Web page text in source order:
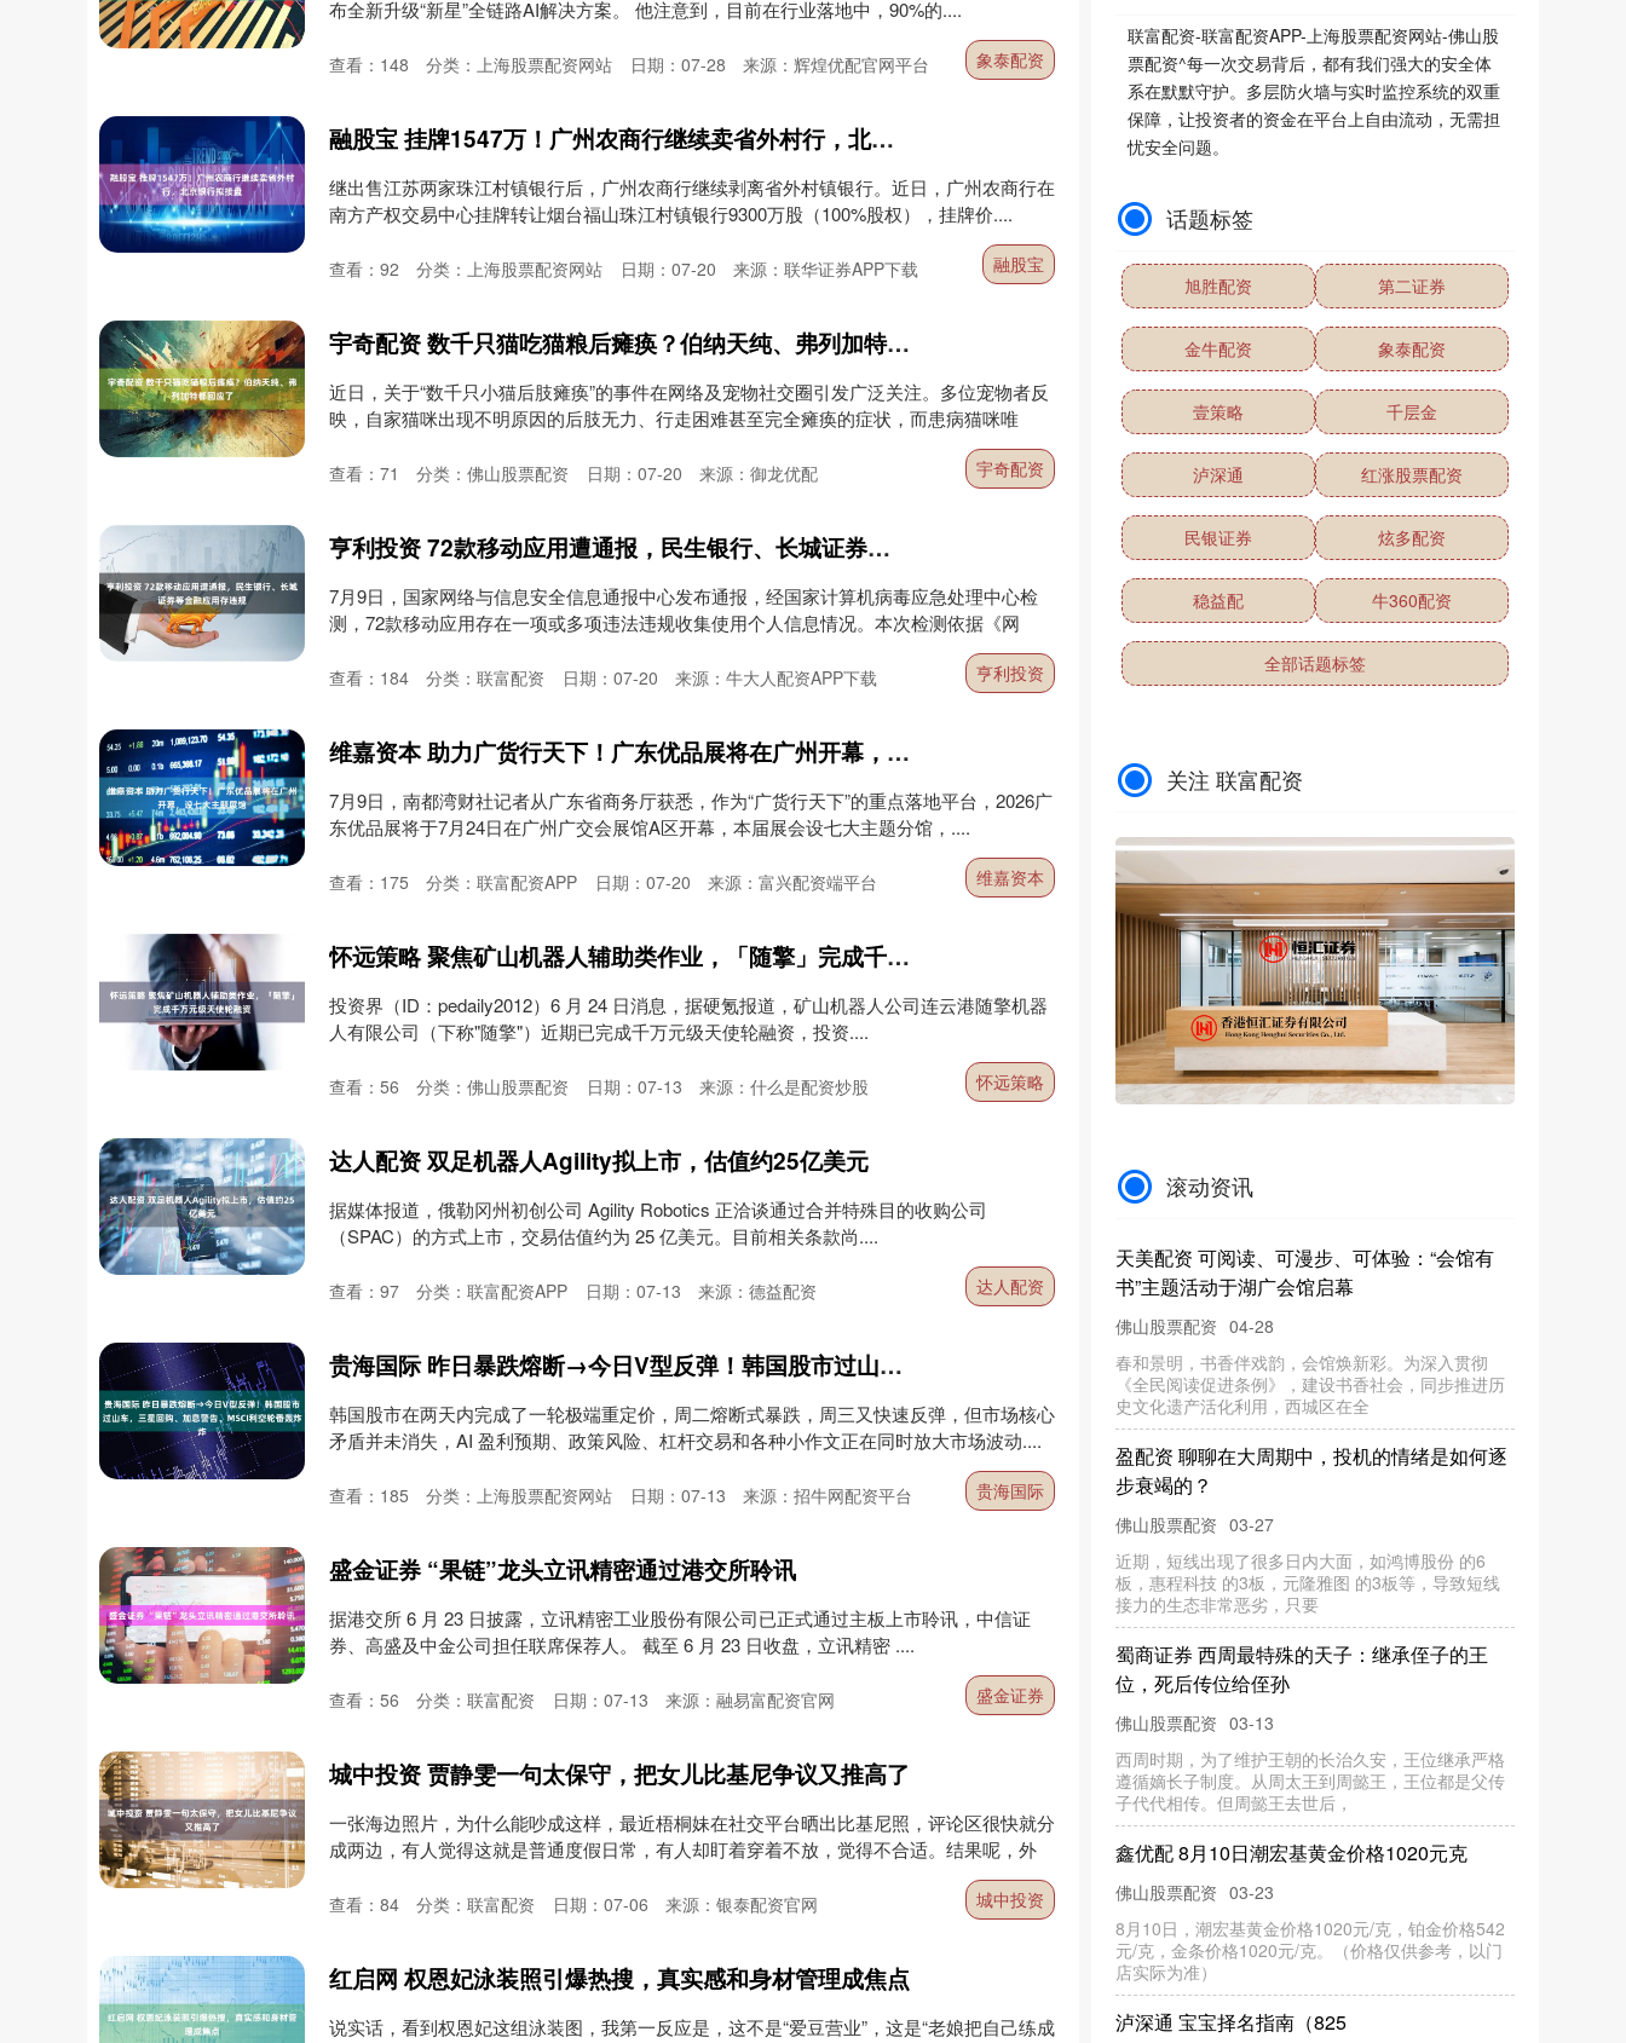
布全新升级“新星”全链路AI解决方案。 他注意到，目前在行业落地中，90%的....
象泰配资
日期：07-28 来源：辉煌优配官网平台
查看： 148 分类： 上海股票配资网站
融股宝 挂牌1547万！广州农商行继续卖省外村行，北京银行拟接盘
继出售江苏两家珠江村镇银行后，广州农商行继续剥离省外村镇银行。近日，广州农商行在
南方产权交易中心挂牌转让烟台福山珠江村镇银行9300万股（100%股权），挂牌价....
融股宝
日期：07-20 来源：联华证券APP下载
查看： 92 分类： 上海股票配资网站
宇奇配资 数千只猫吃猫粮后瘫痪？伯纳天纯、弗列加特都回应了
近日，关于“数千只小猫后肢瘫痪”的事件在网络及宠物社交圈引发广泛关注。多位宠物者反
映，自家猫咪出现不明原因的后肢无力、行走困难甚至完全瘫痪的症状，而患病猫咪唯
宇奇配资
日期：07-20 来源：御龙优配
查看： 71 分类： 佛山股票配资
亨利投资 72款移动应用遭通报，民生银行、长城证券等金融应用存违规
7月9日，国家网络与信息安全信息通报中心发布通报，经国家计算机病毒应急处理中心检
测，72款移动应用存在一项或多项违法违规收集使用个人信息情况。本次检测依据《网
亨利投资
日期：07-20 来源：牛大人配资APP下载
查看： 184 分类： 联富配资
维嘉资本 助力广货行天下！广东优品展将在广州开幕，设七大主题展馆
7月9日，南都湾财社记者从广东省商务厅获悉，作为“广货行天下”的重点落地平台，2026广
东优品展将于7月24日在广州广交会展馆A区开幕，本届展会设七大主题分馆，....
维嘉资本
日期：07-20 来源：富兴配资端平台
查看： 175 分类： 联富配资APP
怀远策略 聚焦矿山机器人辅助类作业，「随擎」完成千万元级天使轮融资
投资界（ID：pedaily2012）6 月 24 日消息，据硬氪报道，矿山机器人公司连云港随擎机器
人有限公司（下称"随擎"）近期已完成千万元级天使轮融资，投资....
怀远策略
日期：07-13 来源：什么是配资炒股
查看： 56 分类： 佛山股票配资
达人配资 双足机器人Agility拟上市，估值约25亿美元
据媒体报道，俄勒冈州初创公司 Agility Robotics 正洽谈通过合并特殊目的收购公司
（SPAC）的方式上市，交易估值约为 25 亿美元。目前相关条款尚....
达人配资
日期：07-13 来源：德益配资
查看： 97 分类： 联富配资APP
贵海国际 昨日暴跌熔断→今日V型反弹！韩国股市过山车，三星回购、加息警告、MSCI利空轮番轰炸
韩国股市在两天内完成了一轮极端重定价，周二熔断式暴跌，周三又快速反弹，但市场核心
矛盾并未消失，AI 盈利预期、政策风险、杠杆交易和各种小作文正在同时放大市场波动....
贵海国际
日期：07-13 来源：招牛网配资平台
查看： 185 分类： 上海股票配资网站
盛金证券 “果链”龙头立讯精密通过港交所聆讯
据港交所 6 月 23 日披露，立讯精密工业股份有限公司已正式通过主板上市聆讯，中信证
券、高盛及中金公司担任联席保荐人。 截至 6 月 23 日收盘，立讯精密 ....
盛金证券
日期：07-13 来源：融易富配资官网
查看： 56 分类： 联富配资
城中投资 贾静雯一句太保守，把女儿比基尼争议又推高了
一张海边照片，为什么能吵成这样，最近梧桐妹在社交平台晒出比基尼照，评论区很快就分
成两边，有人觉得这就是普通度假日常，有人却盯着穿着不放，觉得不合适。结果呢，外
城中投资
日期：07-06 来源：银泰配资官网
查看： 84 分类： 联富配资
红启网 权恩妃泳装照引爆热搜，真实感和身材管理成焦点
说实话，看到权恩妃这组泳装图，我第一反应是，这不是“爱豆营业”，这是“老娘把自己练成
联富配资-联富配资APP-上海股票配资网站-佛山股
票配资^每一次交易背后，都有我们强大的安全体
系在默默守护。多层防火墙与实时监控系统的双重
保障，让投资者的资金在平台上自由流动，无需担
忧安全问题。
话题标签
旭胜配资 第二证券
金牛配资 象泰配资
壹策略 千层金
泸深通 红涨股票配资
民银证券 炫多配资
稳益配 牛360配资
全部话题标签
关注 联富配资
滚动资讯
天美配资 可阅读、可漫步、可体验：“会馆有
书”主题活动于湖广会馆启幕
佛山股票配资
04-28
春和景明，书香伴戏韵，会馆焕新彩。为深入贯彻
《全民阅读促进条例》，建设书香社会，同步推进历
史文化遗产活化利用，西城区在全
盈配资 聊聊在大周期中，投机的情绪是如何逐
步衰竭的？
佛山股票配资
03-27
近期，短线出现了很多日内大面，如鸿博股份 的6
板，惠程科技 的3板，元隆雅图 的3板等，导致短线
接力的生态非常恶劣，只要
蜀商证券 西周最特殊的天子：继承侄子的王
位，死后传位给侄孙
佛山股票配资
03-13
西周时期，为了维护王朝的长治久安，王位继承严格
遵循嫡长子制度。从周太王到周懿王，王位都是父传
子代代相传。但周懿王去世后，
鑫优配 8月10日潮宏基黄金价格1020元克
佛山股票配资
03-23
8月10日，潮宏基黄金价格1020元/克，铂金价格542
元/克，金条价格1020元/克。（价格仅供参考，以门
店实际为准）
泸深通 宝宝择名指南（825